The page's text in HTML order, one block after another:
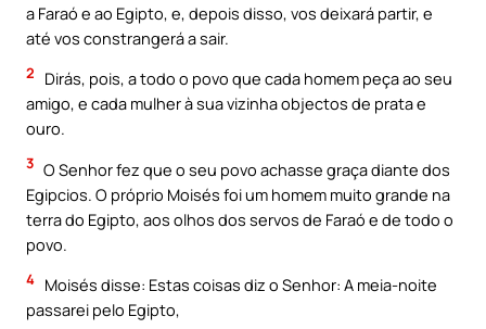
a Faraó e ao Egipto, e, depois disso, vos deixará partir, e
até vos constrangerá a sair.
2
Dirás, pois, a todo o povo que cada homem peça ao seu
amigo, e cada mulher à sua vizinha objectos de prata e
ouro.
3 O Senhor fez que o seu povo achasse graça diante dos
Egipcios. O próprio Moisés foi um homem muito grande na
terra do Egipto, aos olhos dos servos de Faraó e de todo o
povo.
4 Moisés disse: Estas coisas diz o Senhor: A meia-noite
passarei pelo Egipto,